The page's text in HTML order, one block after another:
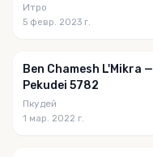
Итро
5 февр. 2023 г.
Ben Chamesh L'Mikra —
Pekudei 5782
Пкудей
1 мар. 2022 г.